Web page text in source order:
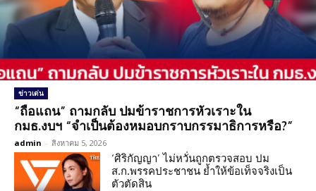
ข่าวเด่น
“ถือแถน” ถามกลับ ปมข้าราชการหัวเราะใน
กมธ.งบฯ “จำเป็นต้องหมอบกราบกรรมาธิการหรือ?”
admin - สิงหาคม 5, 2026
‘ศิริกัญญา’ ไม่หวั่นถูกตรวจสอบ ปม
ส.ก.พรรคประชาชน ย้ำให้ข้อเท็จจริงเป็น
ตัวตัดสิน